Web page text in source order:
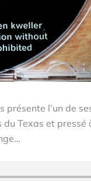
l’un de
Texas et